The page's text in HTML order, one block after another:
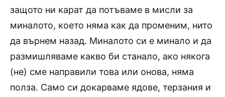
защото ни карат да потъваме в мисли за
миналото, което няма как да променим, нито
да върнем назад. Миналото си е минало и да
размишляваме какво би станало, ако някога
(не) сме направили това или онова, няма
полза. Само си докарваме ядове, терзания и